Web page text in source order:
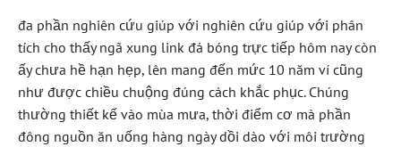
đa phần nghiên cứu giúp với nghiên cứu giúp với phân
tích cho thấy ngã xung link đá bóng trực tiếp hôm nay còn
ấy chưa hề hạn hẹp, lên mang đến mức 10 năm ví cũng
như được chiều chuộng đúng cách khắc phục. Chúng
thường thiết kế vào mùa mưa, thời điểm cơ mà phần
đông nguồn ăn uống hàng ngày dồi dào với môi trường